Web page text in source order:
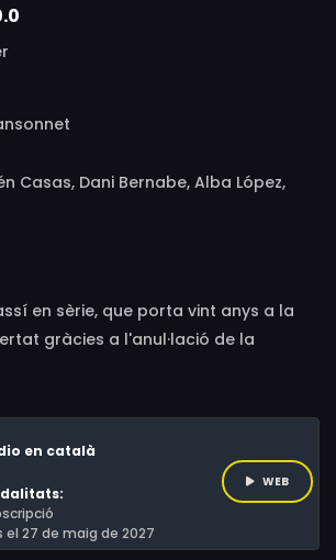
Casas, Dani Bernabe, Alba López,
Jordi Reverté, Efren Casas, Dani
Xavi Prat, Elena Codó, Susanna
Neus Garcia, Alba Torres,
Ali El Aziz
en sèrie, que porta vint anys a la
gràcies a l'anul·lació de la
sobre la reinserció social de
per delictes de llarga durada a
de Víctor Ribas.
en català
el 27 de maig de 2027
WEB